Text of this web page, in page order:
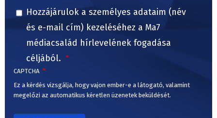
Hozzájárulok a személyes adataim (név
és e-mail cím) kezeléséhez a Ma7
médiacsalád hírlevelének fogadása
céljából.
CAPTCHA
Ez a kérdés vizsgálja, hogy vajon ember-e a látogató, valamint
megelőzi az automatikus kéretlen üzenetek beküldését.